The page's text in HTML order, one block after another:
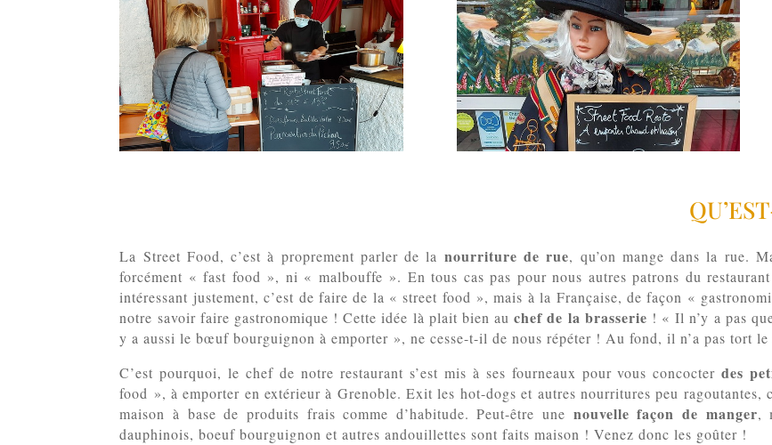
La Street Food, c’est à proprement parler de la nourriture de rue, qu’on mange dans la rue.
forcément « fast food », ni « malbouffe ». En tous cas pas pour nous autres patrons du
intéressant justement, c’est de faire de la « street food », mais à la Française, de façon «
notre savoir faire gastronomique ! Cette idée là plait bien auchef de la brasserie ! « Il n’y a pas
y a aussi le bœuf bourguignon à emporter », ne cesse-t-il de nous répéter ! Au fond, il n’a pas tort
C’est pourquoi, le chef de notre restaurant s’est mis à ses fourneaux pour vous concocterdes
food », à emporter en extérieur à Grenoble. Exit les hot-dogs et autres nourritures peu ragoutantes,
maison à base de produits frais comme d’habitude. Peut-être une nouvelle façon de manger,
dauphinois, boeuf bourguignon et autres andouillettes sont faits maison ! Venez donc les goûter !